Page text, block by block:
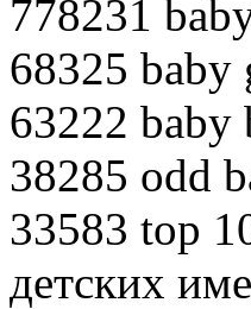
778231
68325 baby
63222 baby
38285 odd
33583 top
детских